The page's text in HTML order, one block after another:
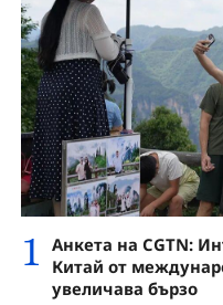
1 Анкета на CGTN:
Китай от
увеличава бързо